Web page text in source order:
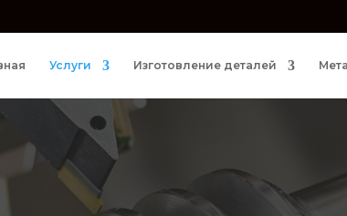
Услуги Изготовление деталей